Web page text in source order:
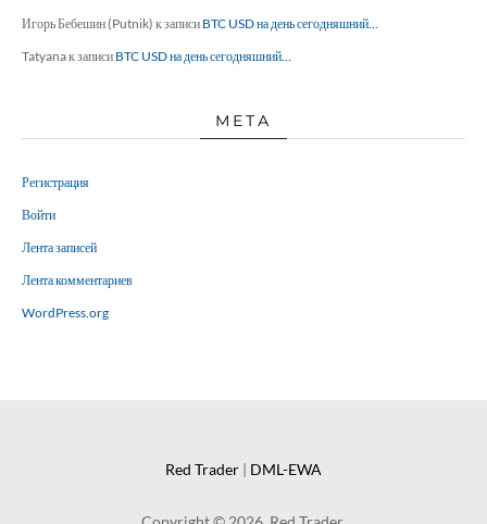
Игорь Бебешин (Putnik) к записи BTC USD на день сегодняшний…
Tatyanaк записи BTC USD на день сегодняшний…
МЕТА
Регистрация
Войти
Лента записей
Лента комментариев
WordPress.org
Red Trader | DML-EWA